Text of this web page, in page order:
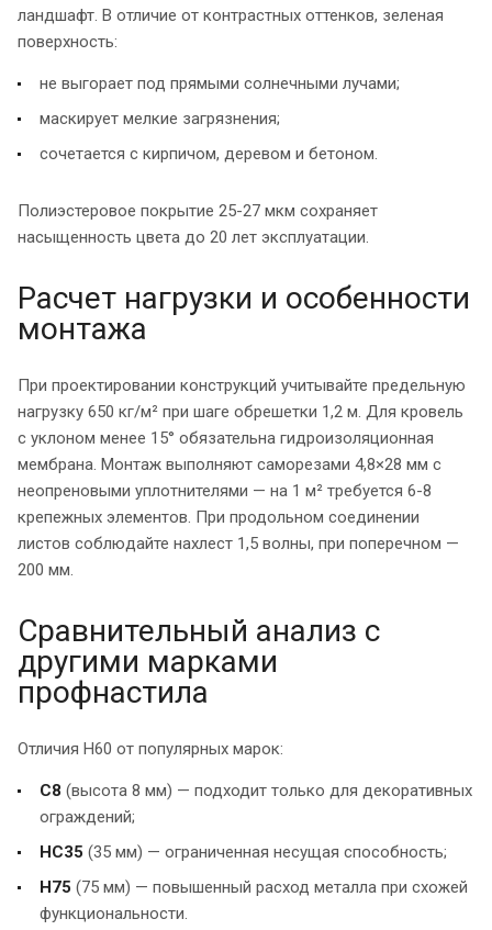
ландшафт. В отличие от контрастных оттенков, зеленая
поверхность:
не выгорает под прямыми солнечными лучами;
маскирует мелкие загрязнения;
сочетается с кирпичом, деревом и бетоном.
Полиэстеровое покрытие 25-27 мкм сохраняет
насыщенность цвета до 20 лет эксплуатации.
Расчет нагрузки и особенности
монтажа
При проектировании конструкций учитывайте предельную
нагрузку 650 кг/м² при шаге обрешетки 1,2 м. Для кровель
с уклоном менее 15° обязательна гидроизоляционная
мембрана. Монтаж выполняют саморезами 4,8×28 мм с
неопреновыми уплотнителями — на 1 м² требуется 6-8
крепежных элементов. При продольном соединении
листов соблюдайте нахлест 1,5 волны, при поперечном —
200 мм.
Сравнительный анализ с
другими марками
профнастила
Отличия Н60 от популярных марок:
С8 (высота 8 мм) — подходит только для декоративных
ограждений;
НС35 (35 мм) — ограниченная несущая способность;
Н75 (75 мм) — повышенный расход металла при схожей
функциональности.